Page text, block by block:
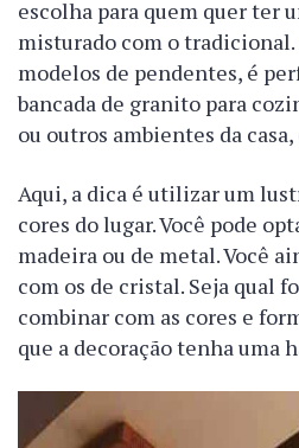
escolha para quem quer ter
misturado com o
modelos de pendentes, é
bancada de granito para
ou outros ambientes da casa,
Aqui, a dica é utilizar um
cores do lugar. Você pode
madeira ou de metal. Você
com os de cristal. Seja qual
combinar com as cores e
que a decoração tenha uma